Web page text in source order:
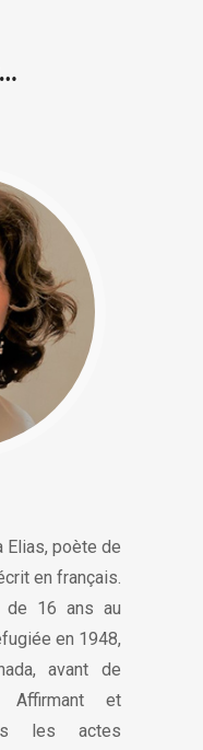
Elias, poète de
en français.
de 16 ans au
en 1948,
avant de
Affirmant et
les actes